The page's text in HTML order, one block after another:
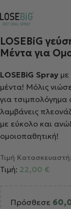
LOSEBiG
Μέντα για
LOSEBiG Spray
μέντα! Μόλις
για
λαμβάνεις
με εύκολο και
ομοιοπαθητική!
Τιμή Κατασκευαστή:
Τιμή: 22,00 €
Πρόσθεσε